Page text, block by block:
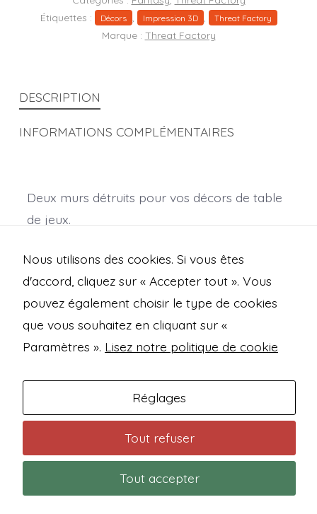
Étiquettes :
Décors , Impression 3D , Threat Factory
Marque : Threat Factory
DESCRIPTION
INFORMATIONS COMPLÉMENTAIRES
Deux murs détruits pour vos décors de table
de jeux.
Echelle : 28mm
Facebook
in
new
tab
Open
Instagram
in
a
new
tab
Mastodon
in
a
new
tab
Bluesky
in
new
Politique de confidentialité
Conditions générales de vente
Contact
Trashfire Studio
Nous utilisons des cookies. Si vous êtes
d'accord, cliquez sur « Accepter tout ». Vous
pouvez également choisir le type de cookies
que vous souhaitez en cliquant sur «
Paramètres ». Lisez notre politique de cookie
Réglages
Tout refuser
Tout accepter